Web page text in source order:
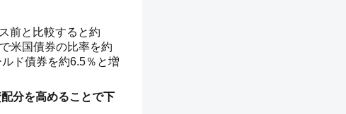
前と比較すると約
米国債券の比率を約
ド債券を約6.5％と増
分を高めることで下